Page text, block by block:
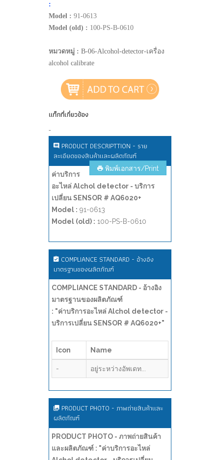
:
Model : 91-0613
Model (old) : 100-PS-B-0610
หมวดหมู่ : B-06-Alcohol-detector-เครื่อง
alcohol calibrate
แท็กที่เกี่ยวข้อง
-
PRODUCT DESCRIPTTION - ราย
ละเอียดของสินค้าและผลิตภัณฑ์
พิมพ์เอกสาร/Print
ค่าบริการ
อะไหล่ Alchol detector - บริการ
เปลี่ยน SENSOR # AQ6020+
Model : 91-0613
Model (old) : 100-PS-B-0610
COMPLIANCE STANDARD - อ้างอิง
มาตรฐานของผลิตภัณฑ์
COMPLIANCE STANDARD - อ้างอิง
มาตรฐานของผลิตภัณฑ์
: "ค่าบริการอะไหล่ Alchol detector -
บริการเปลี่ยน SENSOR # AQ6020+"
Icon Name
- อยู่ระหว่างอัพเดท...
PRODUCT PHOTO - ภาพถ่ายสินค้าและ
ผลิตภัณฑ์
PRODUCT PHOTO - ภาพถ่ายสินค้า
และผลิตภัณฑ์ : "ค่าบริการอะไหล่